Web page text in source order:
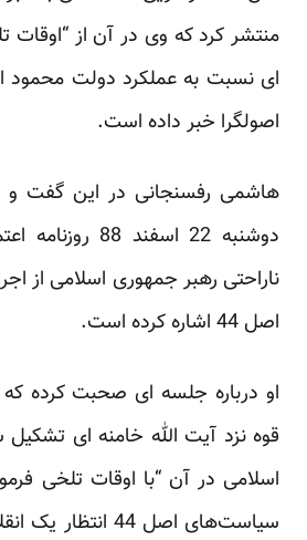
منتشر کرد که وی در آن از “اوقات
ای نسبت به عملکرد دولت محمود
اصولگرا خبر داده است.
هاشمی رفسنجانی در این گفت و
دوشنبه 22 اسفند
ناراحتی رهبر جمهوری اسلامی از
اصل 44 اشاره کرده است.
او درباره جلسه ای صحبت کرده
قوه نزد آیت الله خامنه ای
اسلامی در آن “با اوقات تلخی
سیاست‌های اصل 44